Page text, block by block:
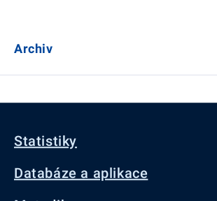
Archiv
Statistiky
Databáze a aplikace